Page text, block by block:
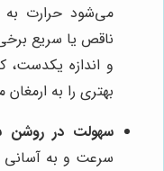
می‌شود حرارت
ناقص یا سریع
و اندازه یکدست،
بهتری را به ارمغان
سهولت در روشن
سرعت و به